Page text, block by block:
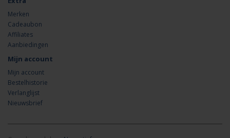
Merken
Cadeaubon
Affiliates
Aanbiedingen
Mijn account
Mijn account
Bestelhistorie
Verlanglijst
Nieuwsbrief